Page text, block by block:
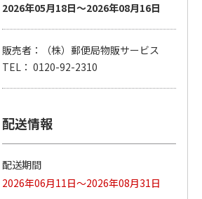
＜お中元＞ケーファ
セット（東日本版）
セット（東日本版）
2026年05月18日～2026年08月16日
販売者：（株）郵便局物販サービス
TEL： 0120-92-2310
配送情報
配送期間
2026年06月11日～2026年08月31日